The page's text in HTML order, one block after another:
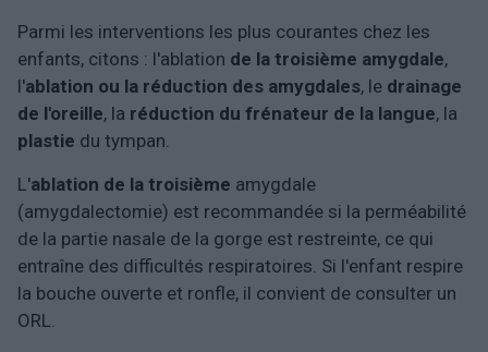
Parmi les interventions les plus courantes chez les
enfants, citons : l'ablation de la troisième amygdale,
l'ablation ou la réduction des amygdales, le drainage
de l'oreille, la réduction du frénateur de la langue, la
plastie du tympan.
L'ablation de la troisième amygdale
(amygdalectomie) est recommandée si la perméabilité
de la partie nasale de la gorge est restreinte, ce qui
entraîne des difficultés respiratoires. Si l'enfant respire
la bouche ouverte et ronfle, il convient de consulter un
ORL.